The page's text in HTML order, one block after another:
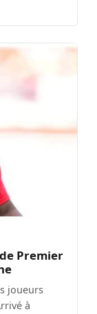
Premier
joueurs
à